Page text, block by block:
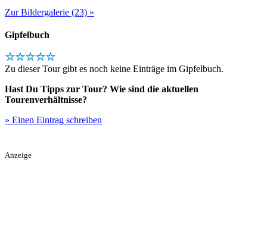
Zur Bildergalerie (23) »
Gipfelbuch
☆☆☆☆☆
Zu dieser Tour gibt es noch keine Einträge im Gipfelbuch.
Hast Du Tipps zur Tour? Wie sind die aktuellen
Tourenverhältnisse?
» Einen Eintrag schreiben
Anzeige